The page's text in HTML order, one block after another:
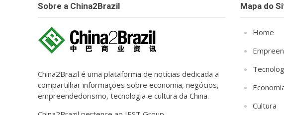
Sobre a China2Brazil
China2Brazil é uma plataforma de notícias dedicada a
compartilhar informações sobre economia, negócios,
empreendedorismo, tecnologia e cultura da China.
Mapa do
Home
Cultura